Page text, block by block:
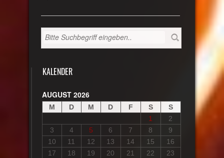
KALENDER
AUGUST 2026
M D M D F S
S
1
2
3
4 5 6 7 8
9
10
11 12 13 14 15
16
17
18 19 20 21 22
23